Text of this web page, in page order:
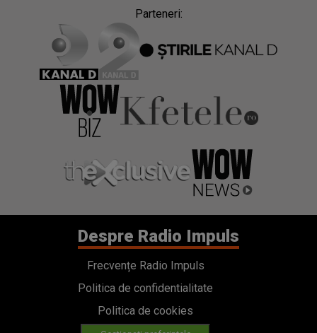
Parteneri:
Despre Radio Impuls
Frecvențe Radio Impuls
Politica de confidentialitate
Politica de cookies